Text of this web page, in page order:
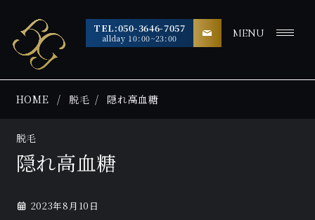
TEL:050-3646-7057
allday 10:00~23:00 MENU
HOME 脱毛 隠れ高血糖
脱毛
隠れ高血糖
2023年8月10日